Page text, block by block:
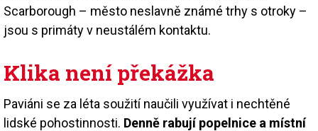
Scarborough – město neslavně známé trhy s otroky –
jsou s primáty v neustálém kontaktu.
Klika není překážka
Paviáni se za léta soužití naučili využívat i nechtěné
lidské pohostinnosti. Denně rabují popelnice a místní